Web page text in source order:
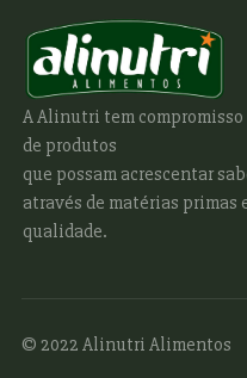
A Alinutri tem compromisso
de produtos
que possam acrescentar
através de matérias primas
qualidade.
© 2022 Alinutri Alimentos